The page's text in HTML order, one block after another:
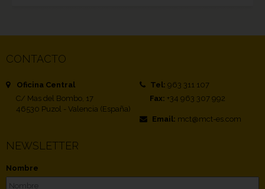
CONTACTO
Oficina Central
C/ Mas del Bombo, 17
46530 Puzol - Valencia (España)
Tel: 963 311 107
Fax: +34 963 307 992
Email: mct@mct-es.com
NEWSLETTER
Nombre